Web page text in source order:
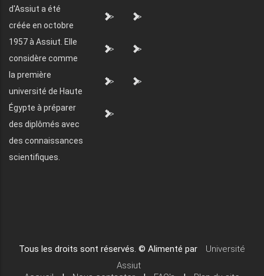
d'Assiut a été
créée en octobre
1957 à Assiut. Elle
considère comme
la première
université de Haute
Égypte à préparer
des diplômés avec
des connaissances
scientifiques.
"> ">
"> ">
"> ">
">
Tous les droits sont réservés. © Alimenté par
Université
Assiut